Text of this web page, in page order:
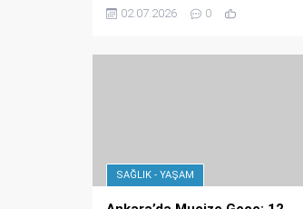
Merkezi'nde verdiği konserle
dezavantajlı bölgelerdeki çocuklar
02.07.2026 0
SAĞLIK - YAŞAM